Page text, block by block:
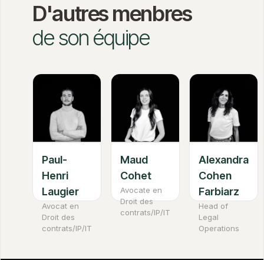
D'autres menbres
de son équipe
Paul-
Henri
Laugier
Avocat en
Droit des
contrats/IP/IT
Maud
Cohet
Avocate en
Droit des
contrats/IP/IT
Alexandra
Cohen
Farbiarz
Head of
Legal
Operations